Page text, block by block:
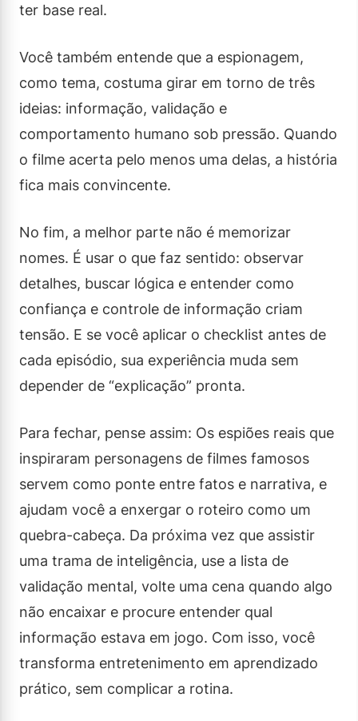
ter base real.
Você também entende que a espionagem,
como tema, costuma girar em torno de três
ideias: informação, validação e
comportamento humano sob pressão. Quando
o filme acerta pelo menos uma delas, a história
fica mais convincente.
No fim, a melhor parte não é memorizar
nomes. É usar o que faz sentido: observar
detalhes, buscar lógica e entender como
confiança e controle de informação criam
tensão. E se você aplicar o checklist antes de
cada episódio, sua experiência muda sem
depender de “explicação” pronta.
Para fechar, pense assim: Os espiões reais que
inspiraram personagens de filmes famosos
servem como ponte entre fatos e narrativa, e
ajudam você a enxergar o roteiro como um
quebra-cabeça. Da próxima vez que assistir
uma trama de inteligência, use a lista de
validação mental, volte uma cena quando algo
não encaixar e procure entender qual
informação estava em jogo. Com isso, você
transforma entretenimento em aprendizado
prático, sem complicar a rotina.